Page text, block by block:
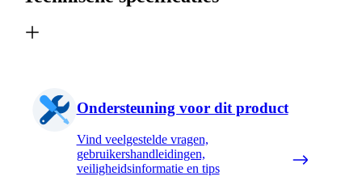
Ondersteuning voor dit product
Vind veelgestelde vragen,
gebruikershandleidingen,
veiligheidsinformatie en tips